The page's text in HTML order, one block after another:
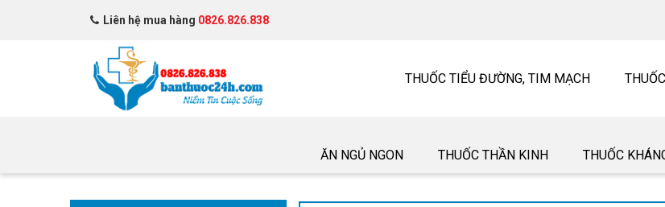
Liên hệ mua hàng 0826.826.838
THUỐC TIỂU ĐƯỜNG, TIM MẠCH
ĂN NGỦ NGON THUỐC THẦN KINH THUỐC